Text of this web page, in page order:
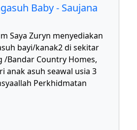
Baby - Saujana
Saya Zuryn menyediakan
bayi/kanak2 di sekitar
/Bandar Country Homes,
anak asuh seawal usia 3
Perkhidmatan